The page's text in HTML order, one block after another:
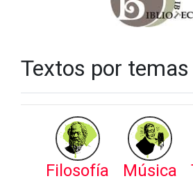
Textos por temas
Filosofía Música